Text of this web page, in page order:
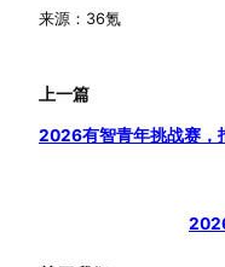
来源：36氪
上一篇
2026有智青年挑战赛，